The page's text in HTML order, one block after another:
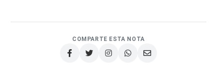
COMPARTE ESTA NOTA